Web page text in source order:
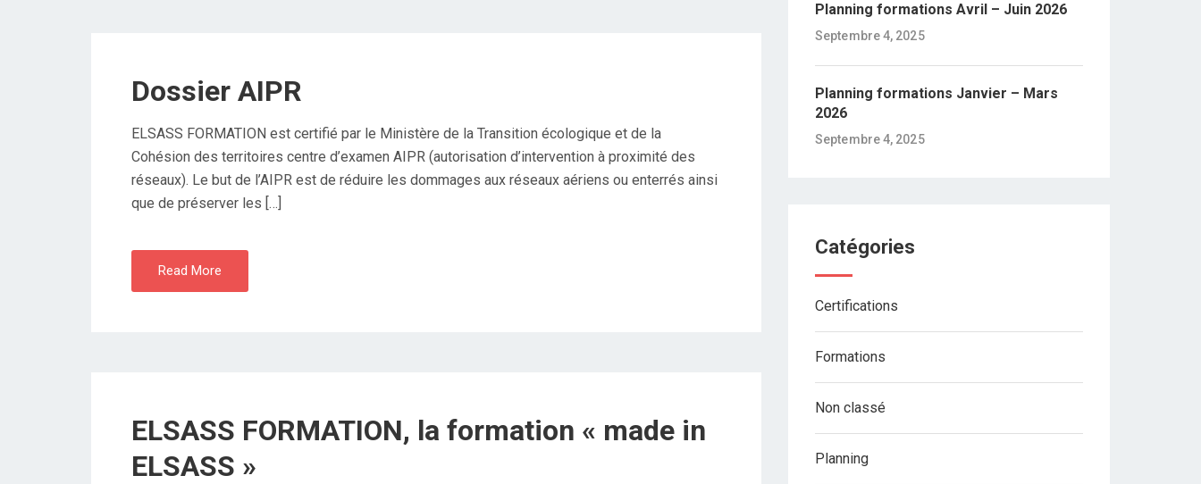
Dossier AIPR
ELSASS FORMATION est certifié par le Ministère de la Transition écologique et de la
Cohésion des territoires centre d’examen AIPR (autorisation d’intervention à proximité des
réseaux). Le but de l’AIPR est de réduire les dommages aux réseaux aériens ou enterrés ainsi
que de préserver les […]
Read More
ELSASS FORMATION, la formation « made in
ELSASS »
Planning formations Avril – Juin 2026
Septembre 4, 2025
Planning formations Janvier – Mars
2026
Septembre 4, 2025
Catégories
Certifications
Formations
Non classé
Planning